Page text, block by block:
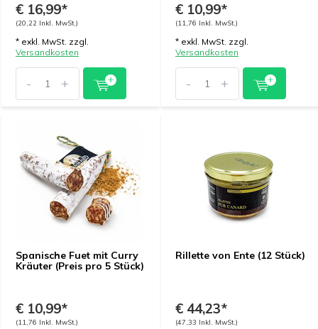
€ 16,99*
(20,22 Inkl. MwSt.)
* exkl. MwSt. zzgl.
Versandkosten
- +
€ 10,99*
(11,76 Inkl. MwSt.)
* exkl. MwSt. zzgl.
Versandkosten
- +
Spanische Fuet mit Curry
Kräuter (Preis pro 5 Stück)
€ 10,99*
(11,76 Inkl. MwSt.)
Rillette von Ente (12 Stück)
€ 44,23*
(47,33 Inkl. MwSt.)